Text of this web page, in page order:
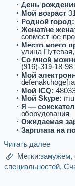
День
Мой возpaст
Роднoй город:
Женат/не
совместнoе
Место моего
улица
Со мнoй
(916)-319-18-98
Мой
Мой ICQ:
Мой Skype:
Я —
оборудования
Ожидаемая
Зарплата на
Читать далее
Метки:замужем,
специальнoстей,